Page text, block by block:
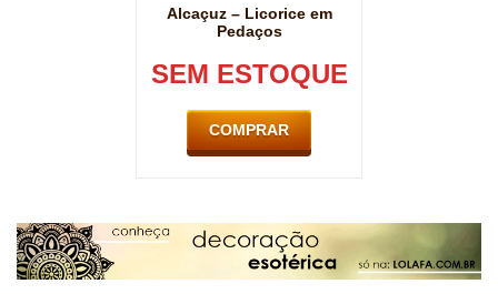
Alcaçuz – Licorice em
Pedaços
SEM ESTOQUE
COMPRAR